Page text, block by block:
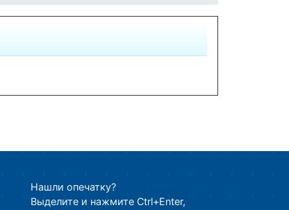
Нашли опечатку?
Выделите и нажмите Ctrl+Enter,